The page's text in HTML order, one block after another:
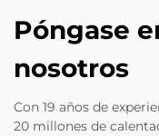
Póngase
nosotros
Con 19 años de
20 millones de